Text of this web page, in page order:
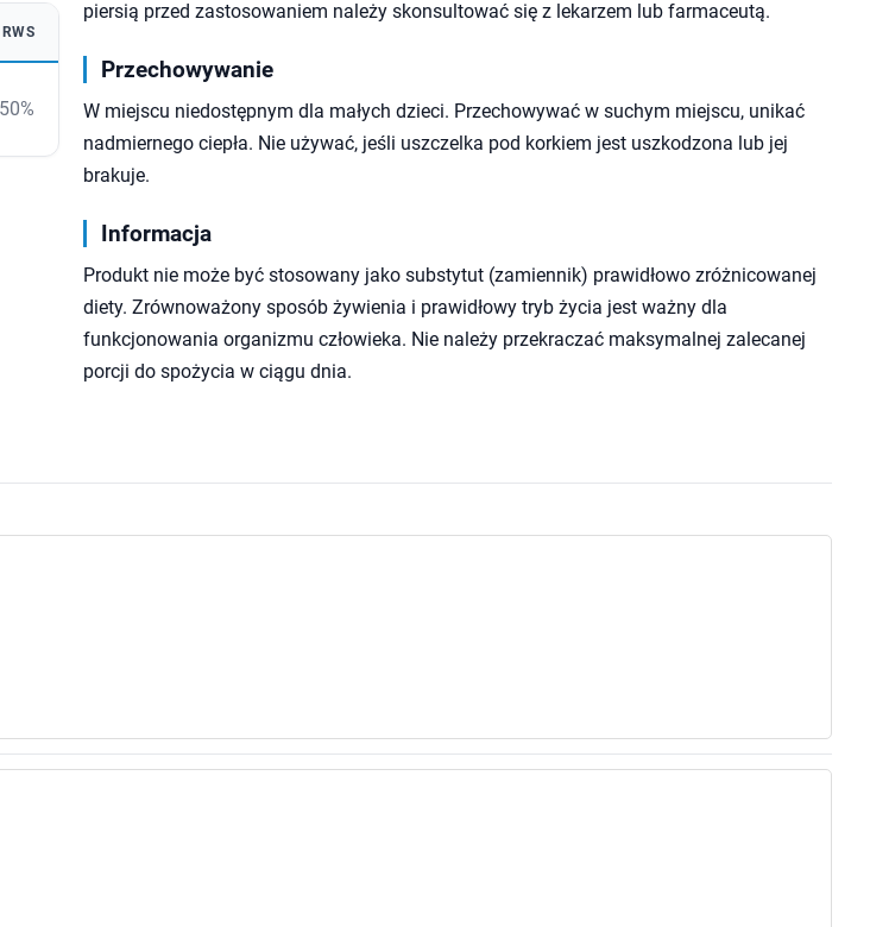
RWS
piersią przed zastosowaniem należy skonsultować się z lekarzem lub farmaceutą.
Przechowywanie
W miejscu niedostępnym dla małych dzieci. Przechowywać w suchym miejscu, unikać
nadmiernego ciepła. Nie używać, jeśli uszczelka pod korkiem jest uszkodzona lub jej
brakuje.
Informacja
Produkt nie może być stosowany jako substytut (zamiennik) prawidłowo zróżnicowanej
diety. Zrównoważony sposób żywienia i prawidłowy tryb życia jest ważny dla
funkcjonowania organizmu człowieka. Nie należy przekraczać maksymalnej zalecanej
porcji do spożycia w ciągu dnia.